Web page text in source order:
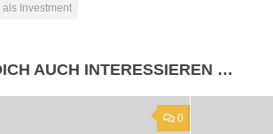
als Investment
AUCH INTERESSIEREN …
0